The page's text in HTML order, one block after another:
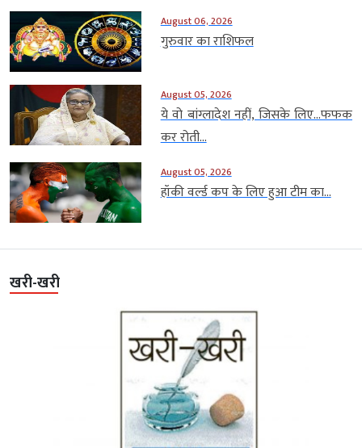
August 06, 2026
गुरुवार का राशिफल
August 05, 2026
ये वो बांग्लादेश नहीं, जिसके लिए…फफक
कर रोती...
August 05, 2026
हॉकी वर्ल्ड कप के लिए हुआ टीम का...
खरी-खरी